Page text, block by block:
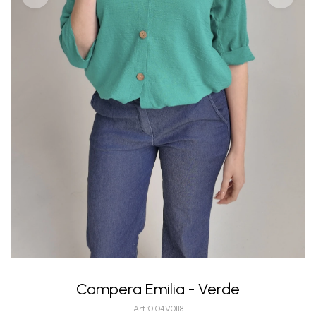
Campera Emilia - Verde
0104V0118